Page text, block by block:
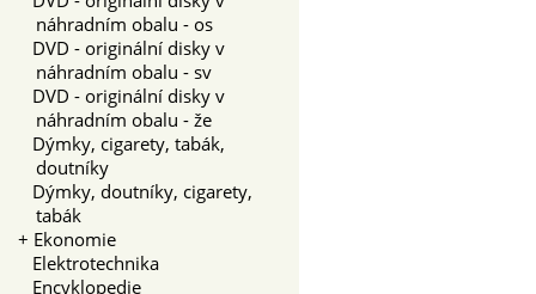
náhradním obalu - os
DVD - originální disky v
náhradním obalu - sv
DVD - originální disky v
náhradním obalu - že
Dýmky, cigarety, tabák,
doutníky
Dýmky, doutníky, cigarety,
tabák
+ Ekonomie
Elektrotechnika
Encyklopedie